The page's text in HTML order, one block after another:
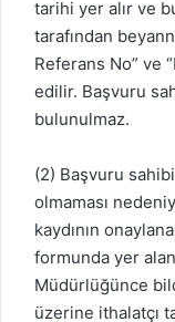
tarihi yer alır ve
tarafından
Referans No” ve
edilir. Başvuru
bulunulmaz.
(2) Başvuru
olmaması
kaydının
formunda yer
Müdürlüğünce
üzerine ithalatçı